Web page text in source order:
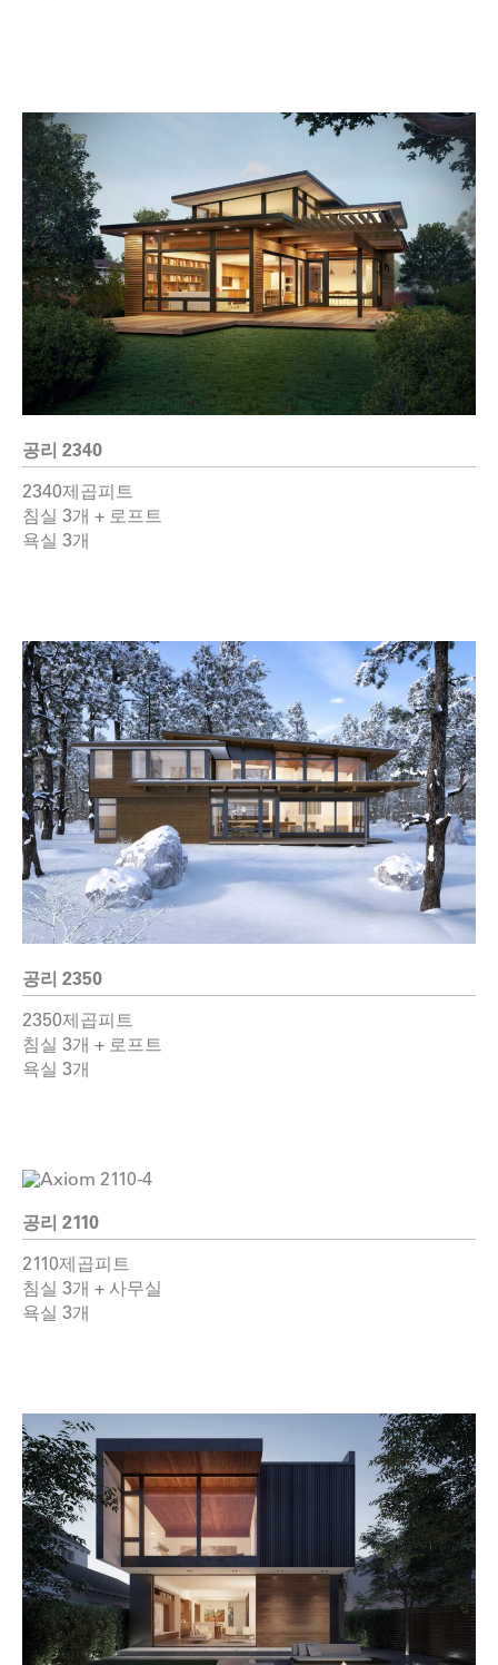
공리 2340
2340제곱피트
침실 3개 + 로프트
욕실 3개
공리 2350
2350제곱피트
침실 3개 + 로프트
욕실 3개
공리 2110
2110제곱피트
침실 3개 + 사무실
욕실 3개